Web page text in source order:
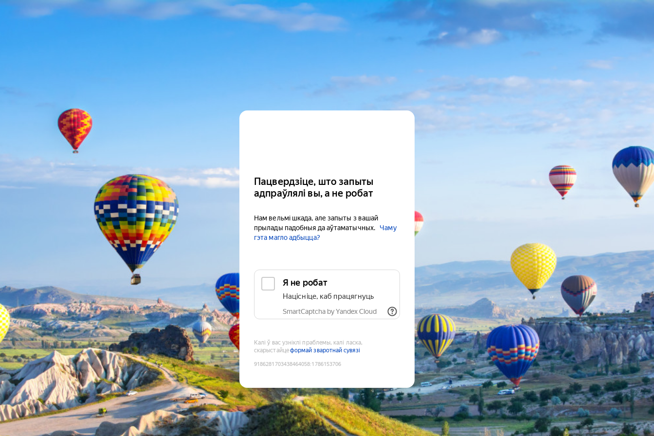
Пацвердзіце, што запыты
адпраўлялі вы, а не робат
Нам вельмі шкада, але запыты з вашай
прылады падобныя да аўтаматычных.
Чаму
гэта магло адбыцца?
Я не робат
Націсніце, каб працягнуць
SmartCaptcha by Yandex Cloud
Калі ў вас узніклі праблемы, калі ласка,
скарыстайцеформай зваротнай сувязі
9186281703438464058:1786153706